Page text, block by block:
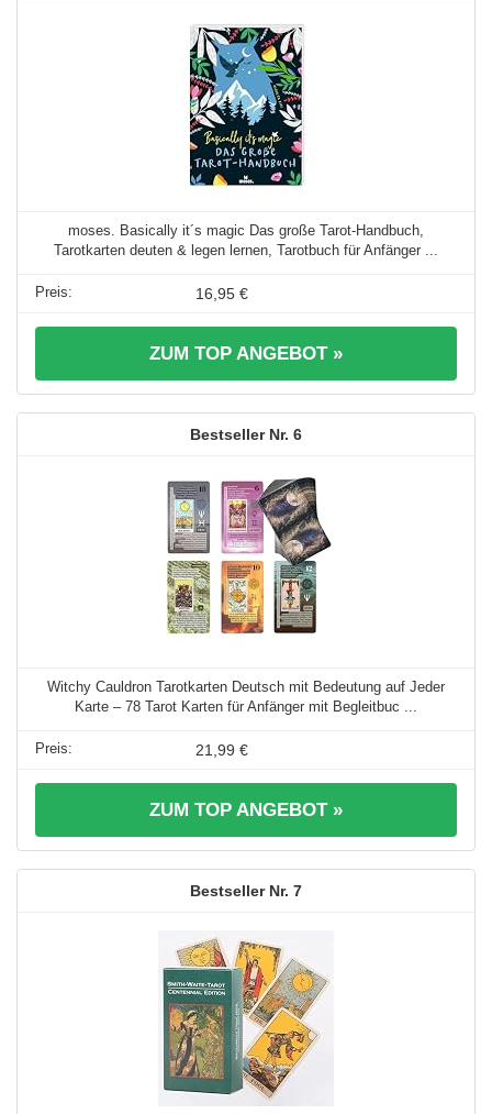
moses. Basically it´s magic Das große Tarot-Handbuch,
Tarotkarten deuten & legen lernen, Tarotbuch für Anfänger ...
16,95 €
ZUM TOP ANGEBOT »
6
Witchy Cauldron Tarotkarten Deutsch mit Bedeutung auf Jeder
Karte – 78 Tarot Karten für Anfänger mit Begleitbuc ...
21,99 €
ZUM TOP ANGEBOT »
7